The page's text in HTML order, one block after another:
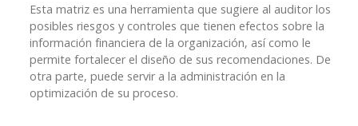
Esta matriz es una herramienta que sugiere al auditor los
posibles riesgos y controles que tienen efectos sobre la
información financiera de la organización, así como le
permite fortalecer el diseño de sus recomendaciones. De
otra parte, puede servir a la administración en la
optimización de su proceso.